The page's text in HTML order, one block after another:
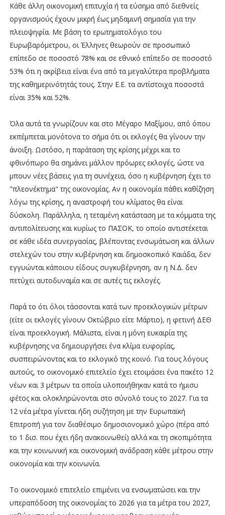
Κάθε άλλη οικονομική επιτυχία ή τα εύσημα από διεθνείς
οργανισμούς έχουν μικρή έως μηδαμινή σημασία για την
πλειοψηφία. Με βάση το ερωτηματολόγιο του
Ευρωβαρόμετρου, οι Έλληνες θεωρούν σε προσωπικό
επίπεδο σε ποσοστό 78% και σε εθνικό επίπεδο σε ποσοστό
53% ότι η ακρίβεια είναι ένα από τα μεγαλύτερα προβλήματα
της καθημερινότητάς τους. Στην Ε.Ε. τα αντίστοιχα ποσοστά
είναι 35% και 52%.
Όλα αυτά τα γνωρίζουν και στο Μέγαρο Μαξίμου, από όπου
εκπέμπεται μονότονα το σήμα ότι οι εκλογές θα γίνουν την
άνοιξη. Ωστόσο, η παράταση της κρίσης μέχρι και το
φθινόπωρο θα σημάνει μάλλον πρόωρες εκλογές, ώστε να
μπουν νέες βάσεις για τη συνέχεια, όσο η κυβέρνηση έχει το
"πλεονέκτημα" της οικονομίας. Αν η οικονομία πάθει καθίζηση
λόγω της κρίσης, η αναστροφή του κλίματος θα είναι
δύσκολη. Παράλληλα, η τεταμένη κατάσταση με τα κόμματα της
αντιπολίτευσης και κυρίως το ΠΑΣΟΚ, το οποίο αντιστέκεται
σε κάθε ιδέα συνεργασίας, βλέποντας ενσωμάτωση και άλλων
στελεχών του στην κυβέρνηση και δημοσκοπικό Καιάδα, δεν
εγγυώνται κάποιου είδους συγκυβέρνηση, αν η Ν.Δ. δεν
πετύχει αυτοδυναμία και σε αυτές τις εκλογές.
Παρά το ότι όλοι τάσσονται κατά των προεκλογικών μέτρων
(είτε οι εκλογές γίνουν Οκτώβριο είτε Μάρτιο), η φετινή ΔΕΘ
είναι προεκλογική. Μάλιστα, είναι η μόνη ευκαιρία της
κυβέρνησης να δημιουργήσει ένα κλίμα ευφορίας,
συσπειρώνοντας και το εκλογικό της κοινό. Για τους λόγους
αυτούς, το οικονομικό επιτελείο έχει ετοιμάσει ένα πακέτο 12
νέων και 3 μέτρων τα οποία υλοποιήθηκαν κατά το ήμισυ
φέτος και ολοκληρώνονται στο σύνολό τους το 2027. Για τα
12 νέα μέτρα γίνεται ήδη συζήτηση με την Ευρωπαϊκή
Επιτροπή για τον διαθέσιμο δημοσιονομικό χώρο (πέρα από
το 1 δισ. που έχει ήδη ανακοινωθεί) αλλά και τη σκοπιμότητα
και την κοινωνική και οικονομική ανάδραση κάθε μέτρου στην
οικονομία και την κοινωνία.
Το οικονομικό επιτελείο επιμένει να ενσωματώσει και την
υπεραπόδοση της οικονομίας το 2026 για τα μέτρα του 2027,